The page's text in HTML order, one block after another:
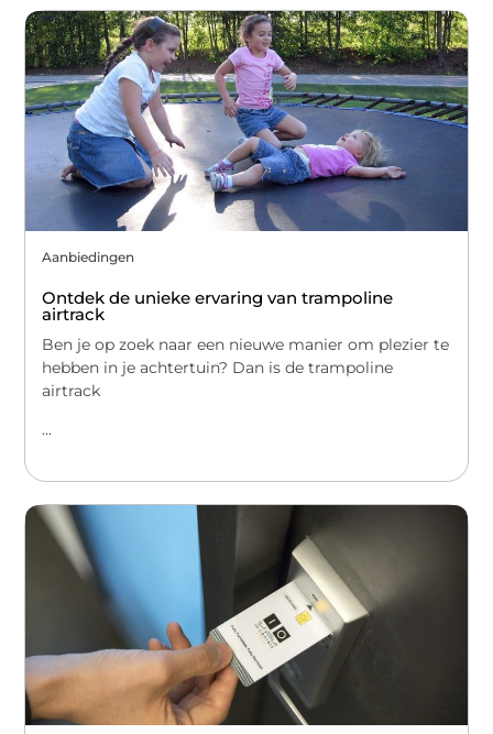
Aanbiedingen
Ontdek de unieke ervaring van trampoline
airtrack
Ben je op zoek naar een nieuwe manier om plezier te
hebben in je achtertuin? Dan is de trampoline
airtrack
...